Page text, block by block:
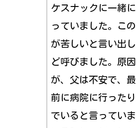
ケスナックに一緒
っていました。こ
が苦しいと言い出
ど呼びました。原
が、父は不安で、
前に病院に行った
でいると言ってい